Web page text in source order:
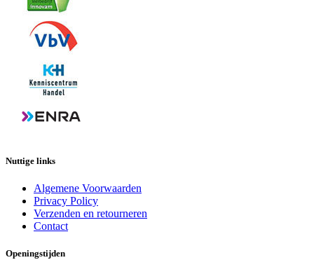
Nuttige links
Algemene Voorwaarden
Privacy Policy
Verzenden en retourneren
Contact
Openingstijden